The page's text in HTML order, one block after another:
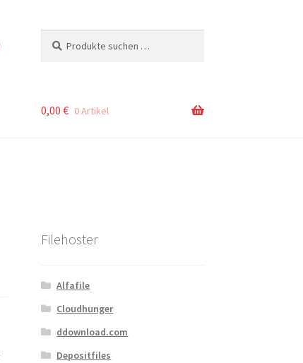
nach:
0,00 € 0 Artikel
Filehoster
Alfafile
Cloudhunger
ddownload.com
Depositfiles